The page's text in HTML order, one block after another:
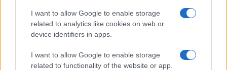
I want to allow Google to enable storage
related to analytics like cookies on web or
device identifiers in apps.
I want to allow Google to enable storage
related to functionality of the website or app.
Controlli rafforzati in Costa Smeralda, 20
arresti e 135 denunce